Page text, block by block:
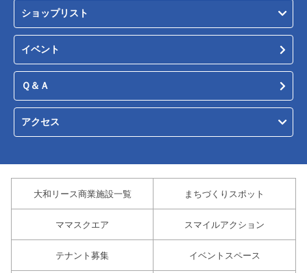
ショップリスト
イベント
Ｑ＆Ａ
アクセス
大和リース商業施設一覧 まちづくりスポット
ママスクエア スマイルアクション
テナント募集 イベントスペース